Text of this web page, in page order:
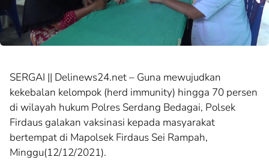
SERGAI || Delinews24.net – Guna mewujudkan
kekebalan kelompok (herd immunity) hingga 70 persen
di wilayah hukum Polres Serdang Bedagai, Polsek
Firdaus galakan vaksinasi kepada masyarakat
bertempat di Mapolsek Firdaus Sei Rampah,
Minggu(12/12/2021).